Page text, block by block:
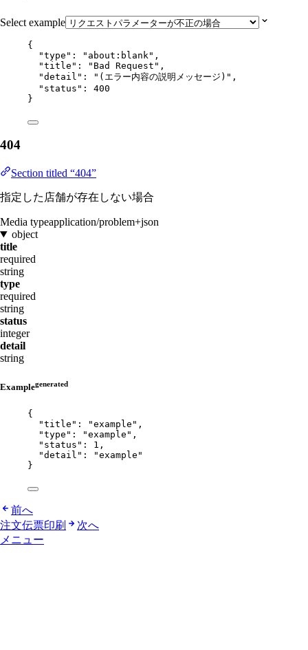
Select example
{
"type" : " about:blank " ,
"title" : " Bad Request " ,
"detail" : " (エラー内容の説明メッセージ) " ,
"status" : 400
}
404
Section titled “404”
指定した店舗が存在しない場合
Media typeapplication/problem+json
object
title
required
string
type
required
string
status
integer
detail
string
Examplegenerated
{
"title" : "example " ,
"type" : "example " ,
"status" : 1 ,
"detail" : "example "
}
前へ
注文伝票印刷
次へ
メニュー